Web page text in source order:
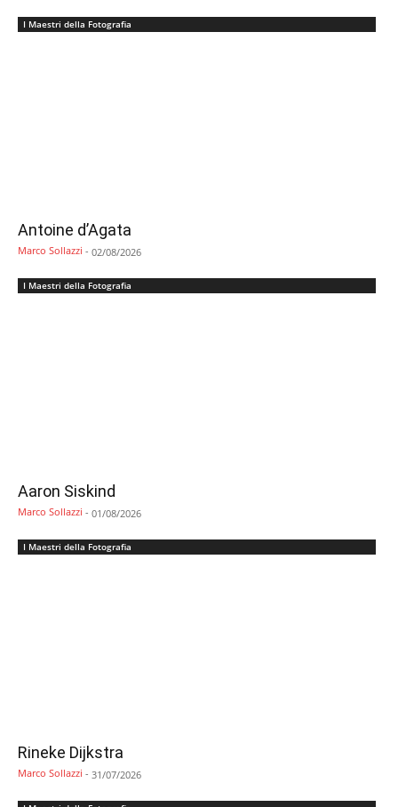
I Maestri della Fotografia
Antoine d’Agata
Marco Sollazzi - 02/08/2026
I Maestri della Fotografia
Aaron Siskind
Marco Sollazzi - 01/08/2026
I Maestri della Fotografia
Rineke Dijkstra
Marco Sollazzi - 31/07/2026